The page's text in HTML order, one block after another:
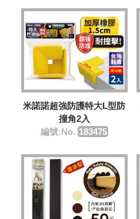
米諾諾超強防護特大L型防
撞角2入
編號:No. 183475